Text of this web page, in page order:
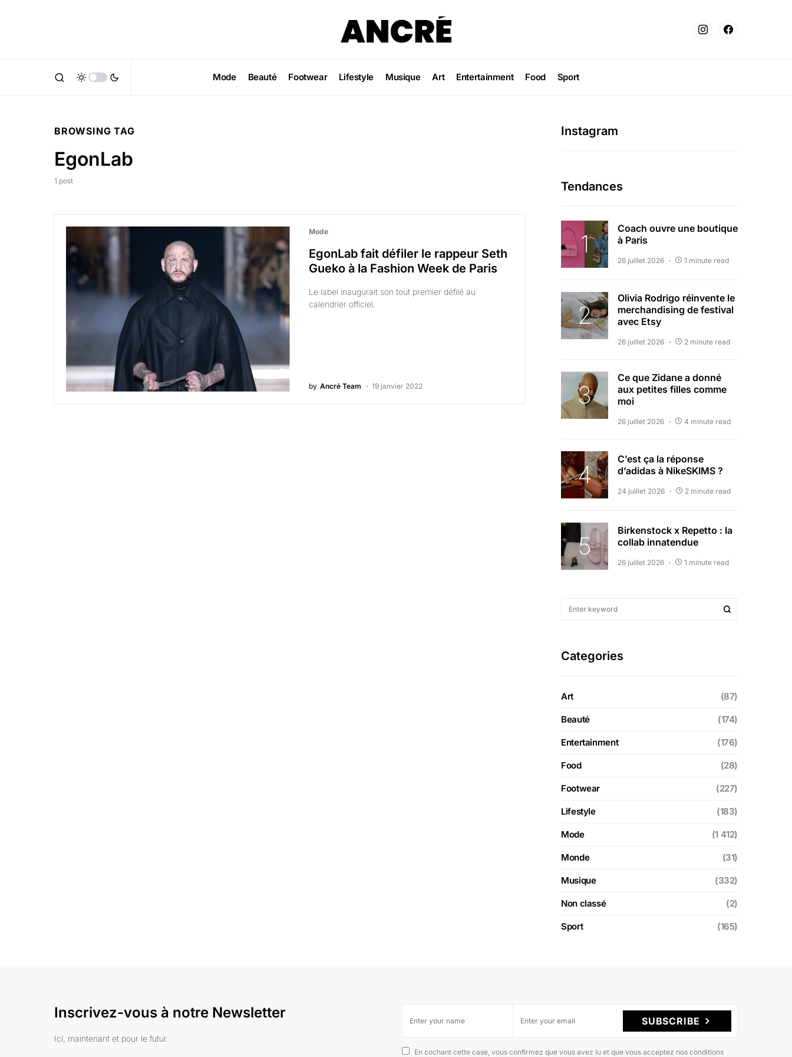
Mode Beauté Footwear Lifestyle Musique Art Entertainment Food Sport
BROWSING TAG
EgonLab
1 post
Mode
EgonLab fait défiler le rappeur Seth
Gueko à la Fashion Week de Paris
Le label inaugurait son tout premier défilé au
calendrier officiel.
by Ancré Team 19 janvier 2022
Instagram
Tendances
Coach ouvre une boutique
à Paris
26 juillet 2026 1 minute read
Olivia Rodrigo réinvente le
merchandising de festival
avec Etsy
26 juillet 2026 2 minute read
Ce que Zidane a donné
aux petites filles comme
moi
26 juillet 2026 4 minute read
C’est ça la réponse
d’adidas à NikeSKIMS ?
24 juillet 2026 2 minute read
Birkenstock x Repetto : la
collab innatendue
26 juillet 2026 1 minute read
Categories
Art (87)
Beauté (174)
Entertainment (176)
Food (28)
Footwear (227)
Lifestyle (183)
Mode (1 412)
Monde (31)
Musique (332)
Non classé (2)
Sport (165)
Inscrivez-vous à notre Newsletter
Ici, maintenant et pour le futur.
SUBSCRIBE
En cochant cette case, vous confirmez que vous avez lu et que vous acceptez nos conditions